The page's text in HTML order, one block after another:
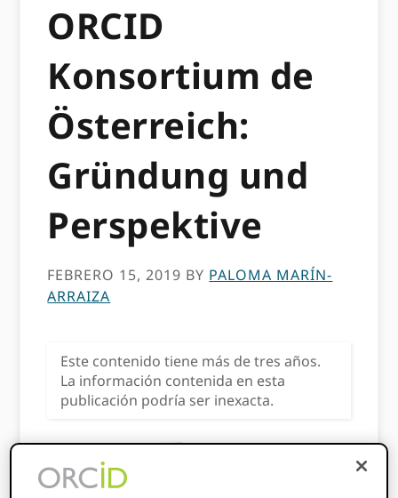
ORCID
Konsortium de
Österreich:
Gründung und
Perspektive
FEBRERO 15, 2019 BY PALOMA MARÍN-
ARRAIZA
Este contenido tiene más de tres años.
La información contenida en esta
publicación podría ser inexacta.